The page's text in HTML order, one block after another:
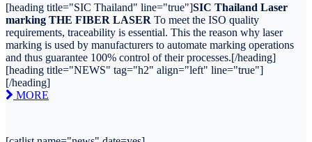
[heading title="SIC Thailand" line="true"]SIC Thailand Laser
marking THE FIBER LASER To meet the ISO quality
requirements, traceability is essential. This the reason why laser
marking is used by manufacturers to automate marking operations
and thus guarantee 100% control of their processes.[/heading]
[heading title="NEWS" tag="h2" align="left" line="true"]
[/heading]
MORE